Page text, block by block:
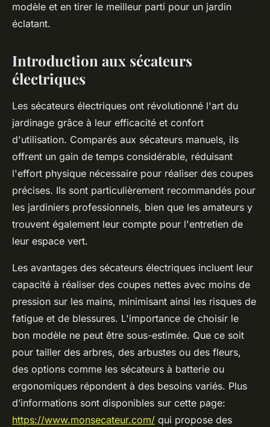
modèle et en tirer le meilleur parti pour un jardin
éclatant.
Introduction aux sécateurs
électriques
Les sécateurs électriques ont révolutionné l'art du
jardinage grâce à leur efficacité et confort
d'utilisation. Comparés aux sécateurs manuels, ils
offrent un gain de temps considérable, réduisant
l'effort physique nécessaire pour réaliser des coupes
précises. Ils sont particulièrement recommandés pour
les jardiniers professionnels, bien que les amateurs y
trouvent également leur compte pour l'entretien de
leur espace vert.
Les avantages des sécateurs électriques incluent leur
capacité à réaliser des coupes nettes avec moins de
pression sur les mains, minimisant ainsi les risques de
fatigue et de blessures. L'importance de choisir le
bon modèle ne peut être sous-estimée. Que ce soit
pour tailler des arbres, des arbustes ou des fleurs,
des options comme les sécateurs à batterie ou
ergonomiques répondent à des besoins variés. Plus
d’informations sont disponibles sur cette page:
https://www.monsecateur.com/ qui propose des